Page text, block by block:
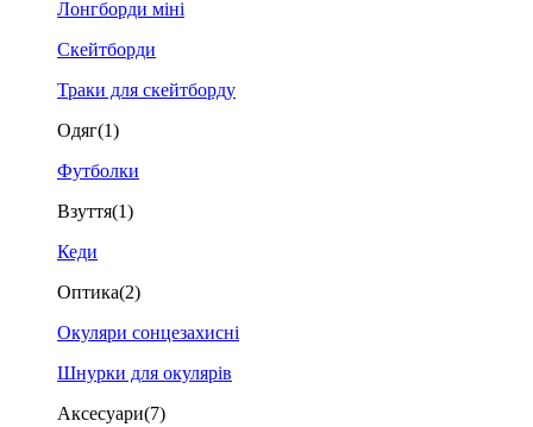
Лонгборди міні
Скейтборди
Траки для скейтборду
Одяг(1)
Футболки
Взуття(1)
Кеди
Оптика(2)
Окуляри сонцезахисні
Шнурки для окулярів
Аксесуари(7)